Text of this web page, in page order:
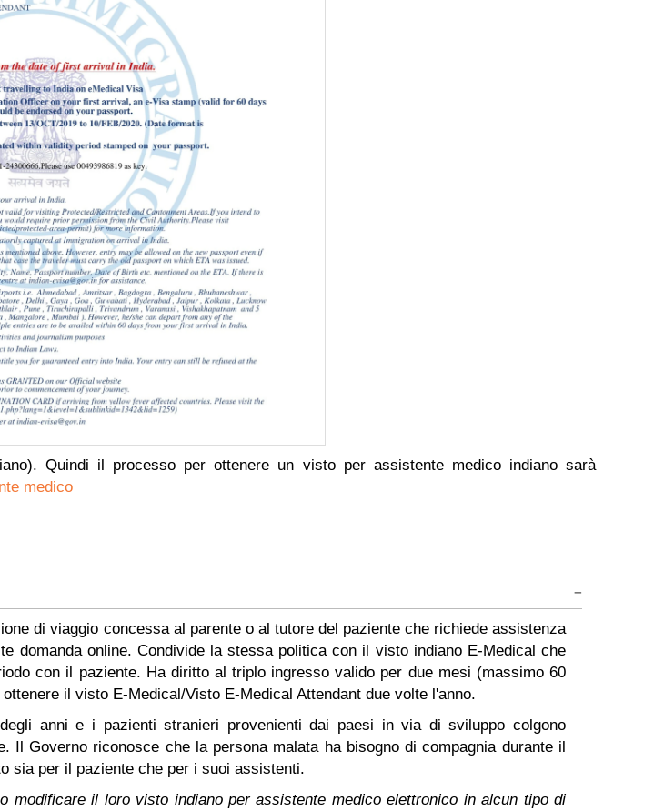
Quindi il processo per ottenere un visto per assistente medico indiano sarà
medico
di viaggio concessa al parente o al tutore del paziente che richiede assistenza
domanda online. Condivide la stessa politica con il visto indiano E-Medical che
con il paziente. Ha diritto al triplo ingresso valido per due mesi (massimo 60
il visto E-Medical/Visto E-Medical Attendant due volte l'anno.
anni e i pazienti stranieri provenienti dai paesi in via di sviluppo colgono
Il Governo riconosce che la persona malata ha bisogno di compagnia durante il
sia per il paziente che per i suoi assistenti.
modificare il loro visto indiano per assistente medico elettronico in alcun tipo di